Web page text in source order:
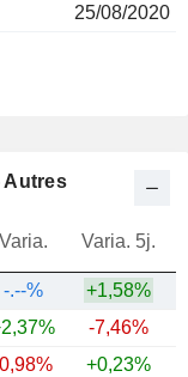
25/08/2020
Autres
Varia. Varia. 5j.
-.--%
+1,58%
-7,46%
+0,23%